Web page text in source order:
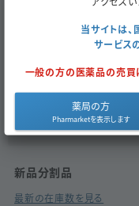
エピナスチン塩
お気に入り
内
服
医薬品種
別
発
新品分割品
最新の在庫数を見る
当サイトは
サービス
一般の方の医薬品の売買
薬局の方